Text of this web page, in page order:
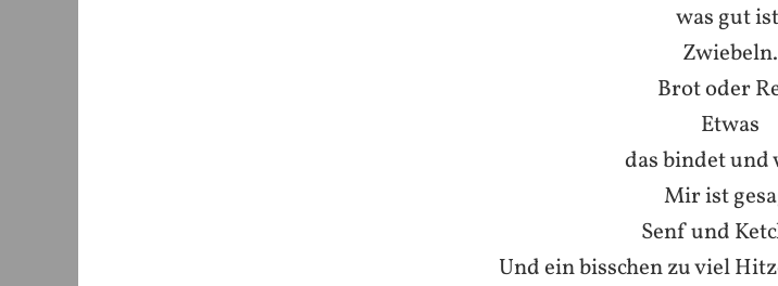
was gut
Zwiebeln.
Brot oder
Etwas
das bindet und
Mir ist
Senf und
Und ein bisschen zu viel